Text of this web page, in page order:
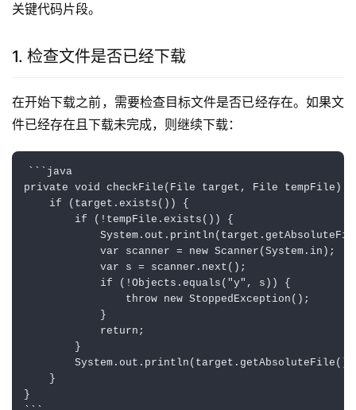
关键代码片段。
1. 检查文件是否已经下载
在开始下载之前，需要检查目标文件是否已经存在。如果文
件已经存在且下载未完成，则继续下载：
```java
private void checkFile(File target, File tempFile)
    if (target.exists()) {
        if (!tempFile.exists()) {
            var scanner = new Scanner(System.in);
            var s = scanner.next();
            if (!Objects.equals("y", s)) {
                throw new StoppedException();
            }
            return;
        }
    }
}